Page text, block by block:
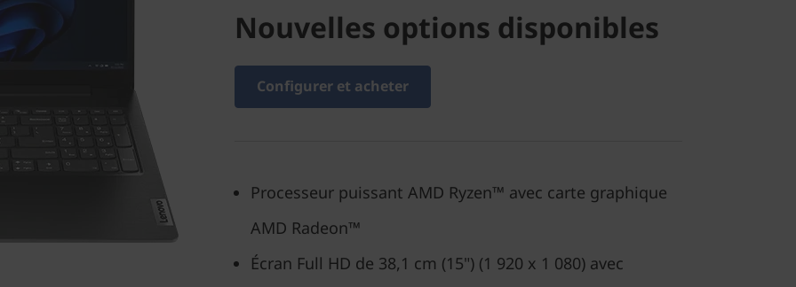
Nouvelles options disponibles
Configurer et acheter
Processeur puissant AMD Ryzen™ avec carte graphique
AMD Radeon™
Écran Full HD de 38,1 cm (15") (1 920 x 1 080) avec